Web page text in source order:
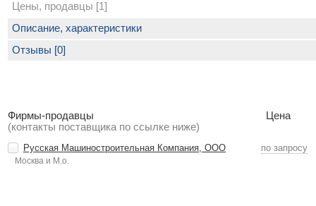
Цены, продавцы [1]
Фирмы-продавцы
(контакты поставщика по ссылке ниже)
Цена
Русская Машиностроительная Компания, ООО по запросу
Москва и М.о.
Описание, характеристики
Отзывы [0]